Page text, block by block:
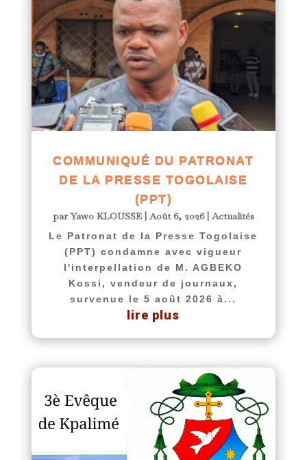
COMMUNIQUÉ DU PATRONAT
DE LA PRESSE TOGOLAISE
(PPT)
parYawo KLOUSSE|Août 6, 2026|Actualités
Le Patronat de la Presse Togolaise
(PPT) condamne avec vigueur
l'interpellation de M. AGBEKO
Kossi, vendeur de journaux,
survenue le 5 août 2026 à...
lire plus